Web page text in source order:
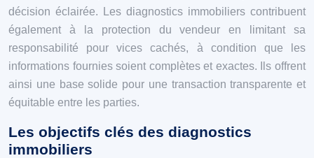
décision éclairée. Les diagnostics immobiliers contribuent
également à la protection du vendeur en limitant sa
responsabilité pour vices cachés, à condition que les
informations fournies soient complètes et exactes. Ils offrent
ainsi une base solide pour une transaction transparente et
équitable entre les parties.
Les objectifs clés des diagnostics
immobiliers